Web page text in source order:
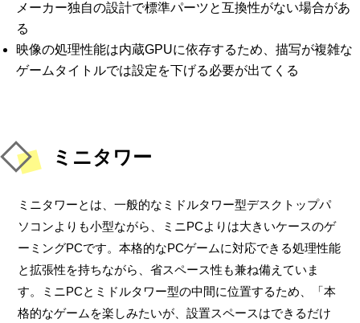
メーカー独自の設計で標準パーツと互換性がない場合があ
る
映像の処理性能は内蔵GPUに依存するため、描写が複雑な
ゲームタイトルでは設定を下げる必要が出てくる
ミニタワー
ミニタワーとは、一般的なミドルタワー型デスクトップパ
ソコンよりも小型ながら、ミニPCよりは大きいケースのゲ
ーミングPCです。本格的なPCゲームに対応できる処理性能
と拡張性を持ちながら、省スペース性も兼ね備えていま
す。ミニPCとミドルタワー型の中間に位置するため、「本
格的なゲームを楽しみたいが、設置スペースはできるだけ